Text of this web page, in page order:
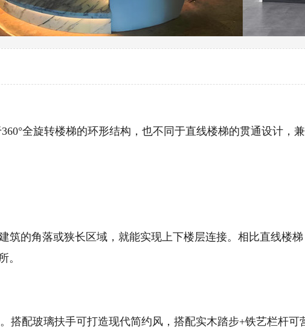
全旋转楼梯的环形结构，也不同于直线楼梯的贯通设计，
的角落或狭长区域，就能实现上下楼层连接。相比直线楼
。
配玻璃扶手可打造现代简约风，搭配实木踏步+铁艺栏杆可